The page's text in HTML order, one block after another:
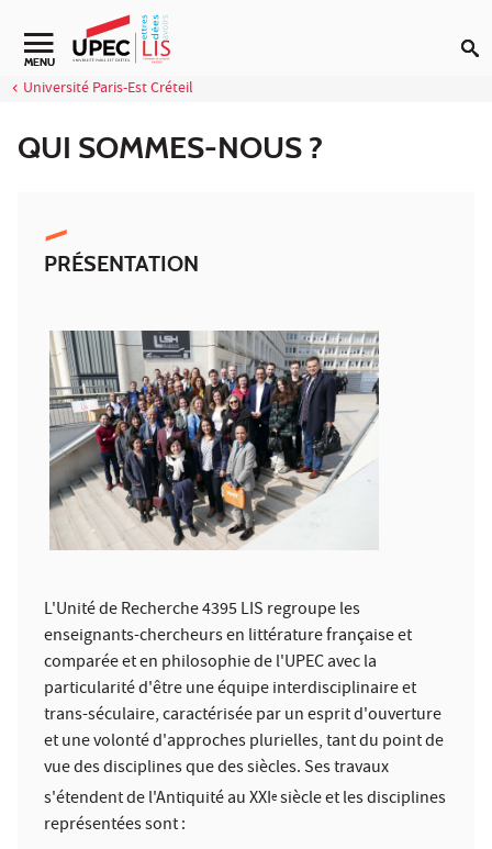
Aller au contenu
Navigation secondaire
MENU
Université Paris-Est Créteil
QUI SOMMES-NOUS ?
PRÉSENTATION
L'Unité de Recherche 4395 LIS regroupe les
enseignants-chercheurs en littérature française et
comparée et en philosophie de l'UPEC avec la
particularité d'être une équipe interdisciplinaire et
trans-séculaire, caractérisée par un esprit d'ouverture
et une volonté d'approches plurielles, tant du point de
vue des disciplines que des siècles. Ses travaux
s'étendent de l'Antiquité au XXIesiècle et les disciplines
représentées sont :